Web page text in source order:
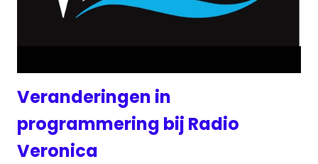
Veranderingen in
programmering bij Radio
Veronica